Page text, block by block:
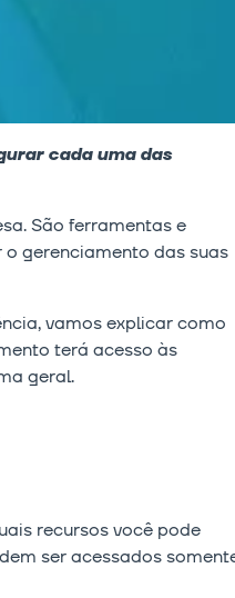
cada uma das
São ferramentas e
gerenciamento das suas
vamos explicar como
terá acesso às
geral.
recursos você pode
ser acessados